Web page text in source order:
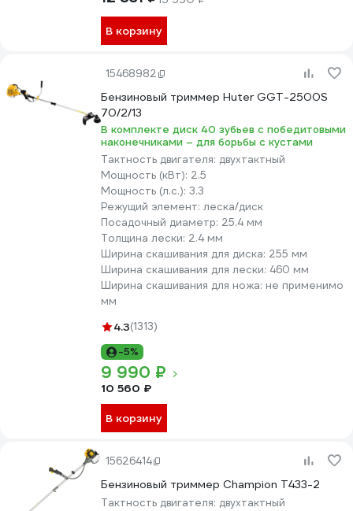
В корзину
15468982
Бензиновый триммер Huter GGT-2500S
70/2/13
В комплекте диск 40 зубьев с победитовыми
наконечниками – для борьбы с кустами
Тактность двигателя: двухтактный
Мощность (кВт): 2.5
Мощность (л.с.): 3.3
Режущий элемент: леска/диск
Посадочный диаметр: 25.4 мм
Толщина лески: 2.4 мм
Ширина скашивания для диска: 255 мм
Ширина скашивания для лески: 460 мм
Ширина скашивания для ножа: не применимо
мм
4.3(1313)
-5%
9 990 ₽
10 560 ₽
В корзину
15626414
Бензиновый триммер Champion Т433-2
Тактность двигателя: двухтактный